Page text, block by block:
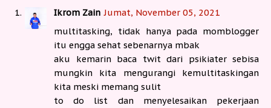
Ikrom Zain Jumat, November 05, 2021
multitasking, tidak hanya pada momblogger
itu engga sehat sebenarnya mbak
aku kemarin baca twit dari psikiater sebisa
mungkin kita mengurangi kemultitaskingan
kita meski memang sulit
to do list dan menyelesaikan pekerjaan